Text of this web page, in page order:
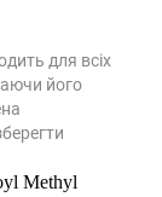
для всіх
його
Methyl